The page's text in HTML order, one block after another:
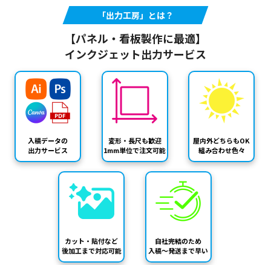
「出力工房」とは？
【パネル・看板製作に最適】
インクジェット出力サービス
入稿データの
出力サービス
変形・長尺も歓迎
1mm単位で注文可能
屋内外どちらもOK
組み合わせ色々
カット・貼付など
後加工まで対応可能
自社完結のため
入稿～発送まで早い